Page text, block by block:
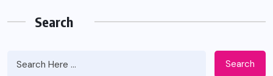
Search
Search